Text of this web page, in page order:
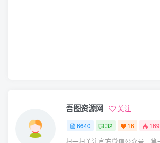
吾图资源网 关注
6640 32 16